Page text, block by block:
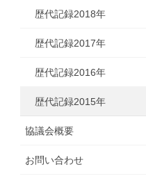
歴代記録2018年
歴代記録2017年
歴代記録2016年
歴代記録2015年
協議会概要
お問い合わせ